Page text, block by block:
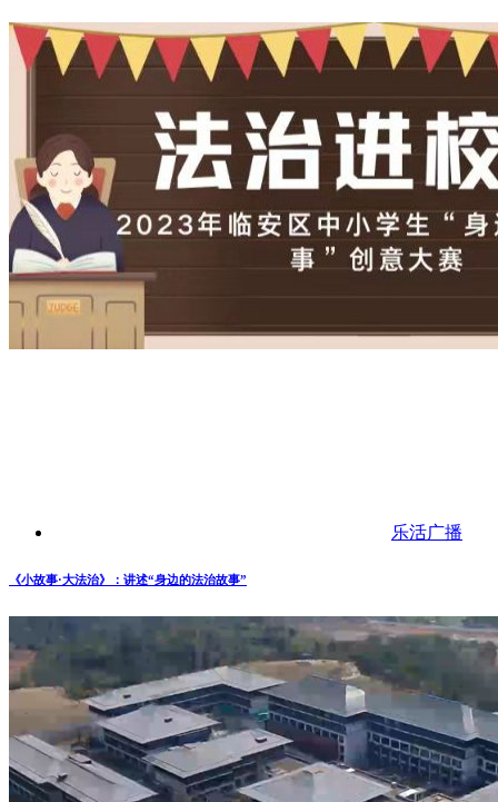
乐活广播
《小故事·大法治》：讲述“身边的法治故事”